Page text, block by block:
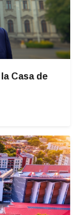
Casa de